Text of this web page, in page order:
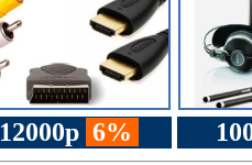
12000р 6%